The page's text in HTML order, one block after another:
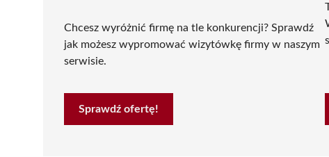
Chcesz wyróżnić firmę na tle konkurencji? Sprawdź
jak możesz wypromować wizytówkę firmy w naszym
serwisie.
Sprawdź ofertę!